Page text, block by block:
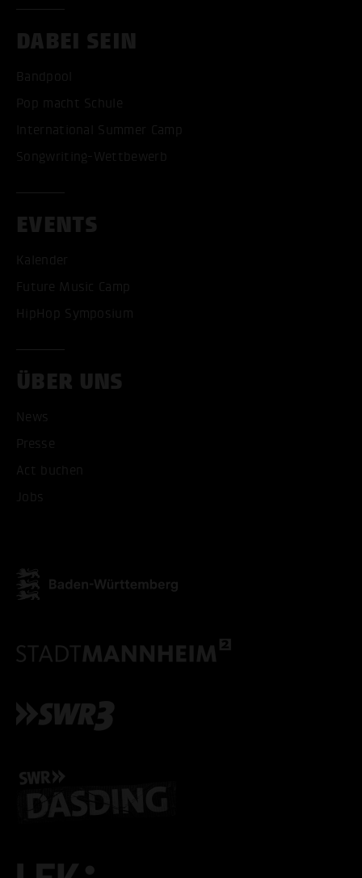
DABEI SEIN
Bandpool
Pop macht Schule
International Summer Camp
Songwriting-Wettbewerb
EVENTS
Kalender
Future Music Camp
HipHop Symposium
ÜBER UNS
News
Presse
Act buchen
Jobs